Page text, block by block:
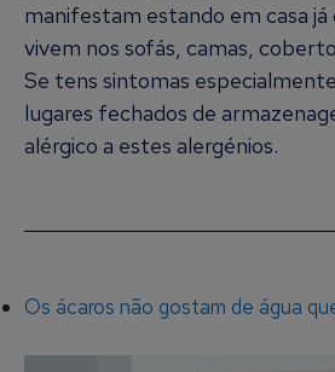
manifestam estando em casa já
vivem nos sofás, camas,
Se tens sintomas
lugares fechados de
alérgico a estes alergénios.
Os ácaros não gostam de água